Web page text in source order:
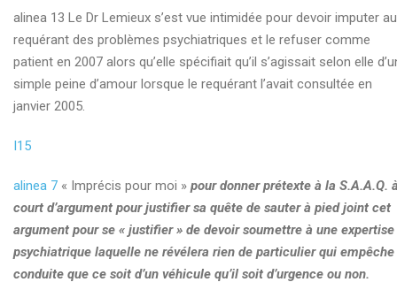
alinea 13 Le Dr Lemieux s’est vue intimidée pour devoir imputer au
requérant des problèmes psychiatriques et le refuser comme
patient en 2007 alors qu’elle spécifiait qu’il s’agissait selon elle
simple peine d’amour lorsque le requérant l’avait consultée en
janvier 2005.
I15
alinea 7 « Imprécis pour moi » pour donner prétexte à la S.A.A.Q.
court d’argument pour justifier sa quête de sauter à pied joint cet
argument pour se « justifier » de devoir soumettre à une expertise
psychiatrique laquelle ne révélera rien de particulier qui
conduite que ce soit d’un véhicule qu’il soit d’urgence ou non.